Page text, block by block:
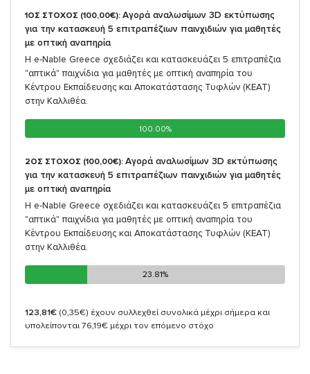
1ΟΣ ΣΤΟΧΟΣ (100,00€): Αγορά αναλωσίμων 3D εκτύπωσης
για την κατασκευή 5 επιτραπέζιων παινχιδιών για μαθητές
με οπτική αναπηρία
Η e-Nable Greece σχεδιάζει και κατασκευάζει 5 επιτραπέζια
"απτικά" παιχνίδια για μαθητές με οπτική αναπηρία του
Κέντρου Εκπαίδευσης και Αποκατάστασης Τυφλών (ΚΕΑΤ)
στην Καλλιθέα.
100.00%
100.00%
2ΟΣ ΣΤΟΧΟΣ (100,00€): Αγορά αναλωσίμων 3D εκτύπωσης
για την κατασκευή 5 επιτραπέζιων παινχιδιών για μαθητές
με οπτική αναπηρία
Η e-Nable Greece σχεδιάζει και κατασκευάζει 5 επιτραπέζια
"απτικά" παιχνίδια για μαθητές με οπτική αναπηρία του
Κέντρου Εκπαίδευσης και Αποκατάστασης Τυφλών (ΚΕΑΤ)
στην Καλλιθέα.
23.81%
23.81%
123,81€ (0,35€) έχουν συλλεχθεί συνολικά μέχρι σήμερα και
υπολείπονται 76,19€ μέχρι τον επόμενο στόχο